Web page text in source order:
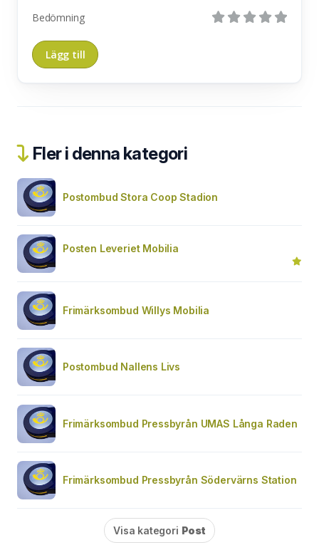
Bedömning
Fler i denna kategori
Postombud Stora Coop Stadion
Posten Leveriet Mobilia
Frimärksombud Willys Mobilia
Postombud Nallens Livs
Frimärksombud Pressbyrån UMAS Långa Raden
Frimärksombud Pressbyrån Södervärns Station
Visa kategori Post